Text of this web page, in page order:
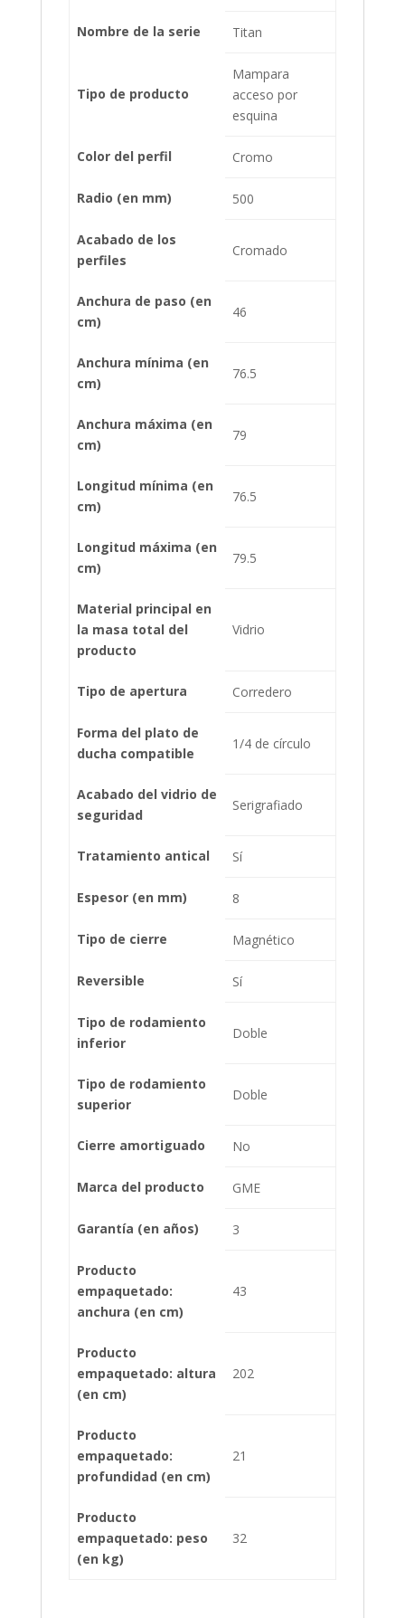
Nombre de la serie Titan
Tipo de producto
Mampara
acceso por
esquina
Color del perfil Cromo
Radio (en mm) 500
Acabado de los
perfiles
Cromado
Anchura de paso (en
cm)
46
Anchura mínima (en
cm)
76.5
Anchura máxima (en
cm)
79
Longitud mínima (en
cm)
76.5
Longitud máxima (en
cm)
79.5
Material principal en
la masa total del
producto
Vidrio
Tipo de apertura Corredero
Forma del plato de
ducha compatible
1/4 de círculo
Acabado del vidrio de
seguridad
Serigrafiado
Tratamiento antical Sí
Espesor (en mm) 8
Tipo de cierre Magnético
Reversible Sí
Tipo de rodamiento
inferior
Doble
Tipo de rodamiento
superior
Doble
Cierre amortiguado No
Marca del producto GME
Garantía (en años) 3
Producto
empaquetado:
anchura (en cm)
43
Producto
empaquetado: altura
(en cm)
202
Producto
empaquetado:
profundidad (en cm)
21
Producto
empaquetado: peso
(en kg)
32